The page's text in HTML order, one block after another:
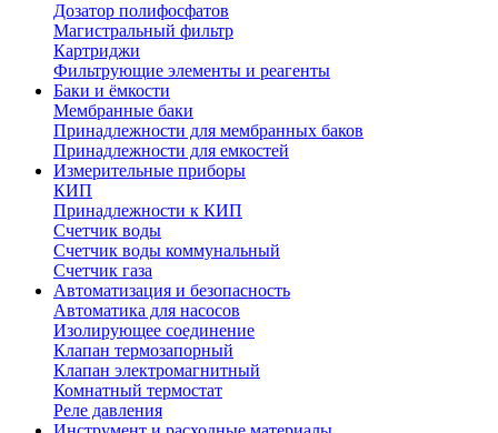
Дозатор полифосфатов
Магистральный фильтр
Картриджи
Фильтрующие элементы и реагенты
Баки и ёмкости
Мембранные баки
Принадлежности для мембранных баков
Принадлежности для емкостей
Измерительные приборы
КИП
Принадлежности к КИП
Счетчик воды
Счетчик воды коммунальный
Счетчик газа
Автоматизация и безопасность
Автоматика для насосов
Изолирующее соединение
Клапан термозапорный
Клапан электромагнитный
Комнатный термостат
Реле давления